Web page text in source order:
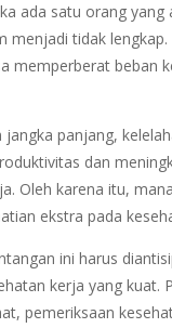
ada satu orang yang
menjadi tidak
memperberat beban
jangka panjang,
dan
Oleh karena itu,
ekstra pada
ini harus
kerja yang kuat.
pemeriksaan